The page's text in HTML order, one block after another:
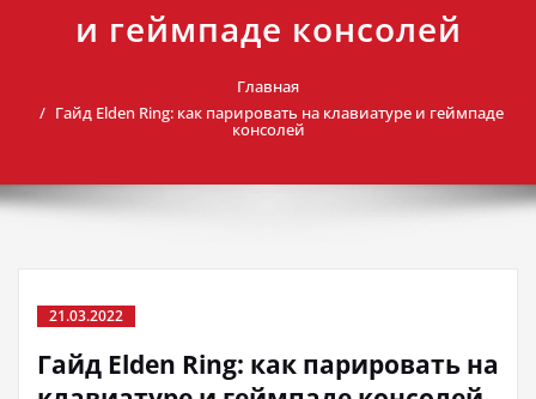
и геймпаде консолей
Главная
Гайд Elden Ring: как парировать на клавиатуре и геймпаде
консолей
21.03.2022
Гайд Elden Ring: как парировать на